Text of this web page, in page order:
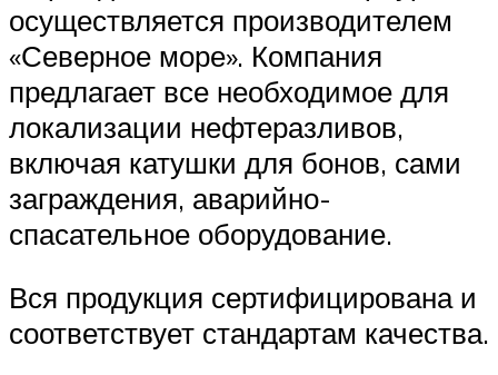
осуществляется производителем
«Северное море». Компания
предлагает все необходимое для
локализации нефтеразливов,
включая катушки для бонов, сами
заграждения, аварийно-
спасательное оборудование.
Вся продукция сертифицирована и
соответствует стандартам качества.